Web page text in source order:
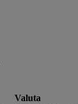
Valuta